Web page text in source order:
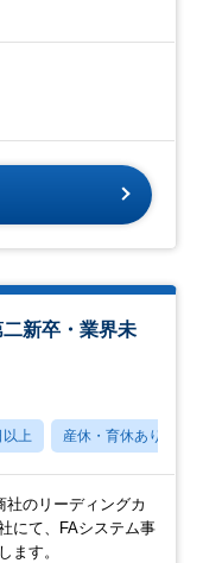
⼆新卒・業界未
上 産休・育休あり
社のリーディングカ
にて、FAシステム事
ます。